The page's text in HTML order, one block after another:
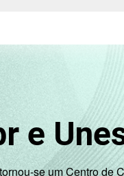
e
se um Centro de